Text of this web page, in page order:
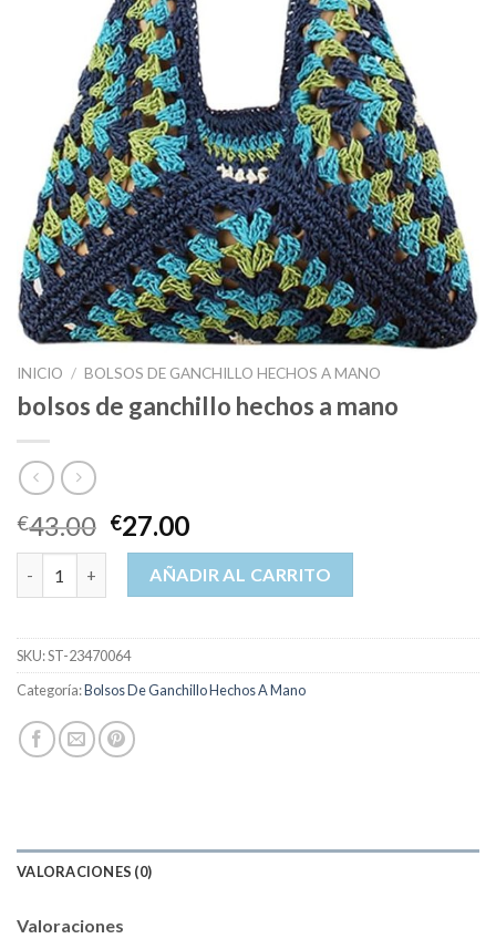
INICIO / BOLSOS DE GANCHILLO HECHOS A MANO
bolsos de ganchillo hechos a mano
€43.00 €27.00
bolsos de ganchillo hechos a mano cantidad
AÑADIR AL CARRITO
SKU:ST-23470064
Categoría:Bolsos De Ganchillo Hechos A Mano
VALORACIONES (0)
Valoraciones